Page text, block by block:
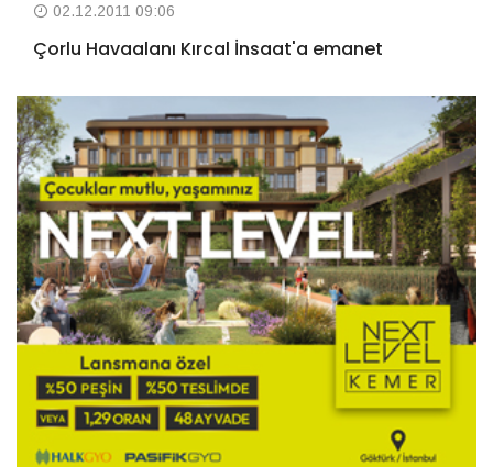
02.12.2011 09:06
Çorlu Havaalanı Kırcal İnsaat'a emanet